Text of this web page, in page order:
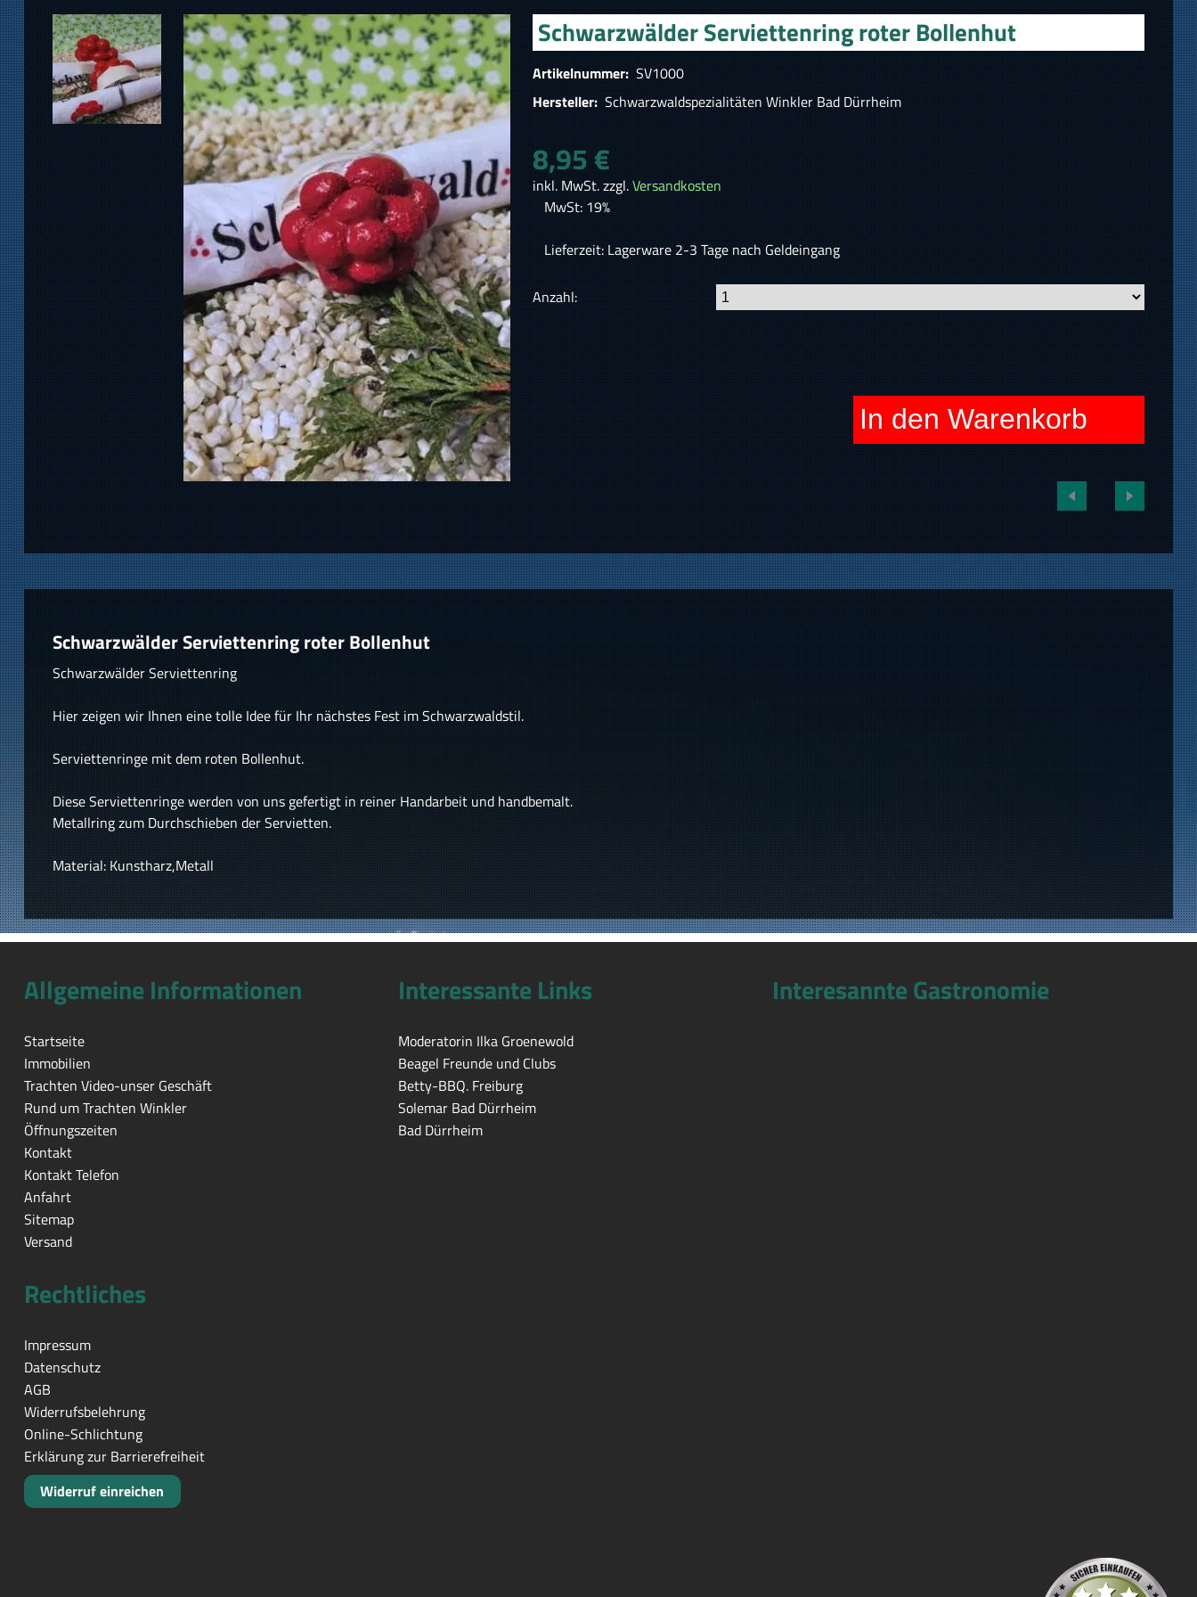
Schwarzwälder Serviettenring roter Bollenhut
Artikelnummer: SV1000
Hersteller: Schwarzwaldspezialitäten Winkler Bad Dürrheim
8,95 €
inkl. MwSt. zzgl.Versandkosten
MwSt: 19%
Lieferzeit: Lagerware 2-3 Tage nach Geldeingang
Anzahl:
In den Warenkorb
Schwarzwälder Serviettenring roter Bollenhut
Schwarzwälder Serviettenring
Hier zeigen wir Ihnen eine tolle Idee für Ihr nächstes Fest im Schwarzwaldstil.
Serviettenringe mit dem roten Bollenhut.
Diese Serviettenringe werden von uns gefertigt in reiner Handarbeit und handbemalt.
Metallring zum Durchschieben der Servietten.
Material: Kunstharz,Metall
Allgemeine Informationen
Startseite
Immobilien
Trachten Video-unser Geschäft
Rund um Trachten Winkler
Öffnungszeiten
Kontakt
Kontakt Telefon
Anfahrt
Sitemap
Versand
Interessante Links
Moderatorin Ilka Groenewold
Beagel Freunde und Clubs
Betty-BBQ. Freiburg
Solemar Bad Dürrheim
Bad Dürrheim
Interesannte Gastronomie
Rechtliches
Impressum
Datenschutz
AGB
Widerrufsbelehrung
Online-Schlichtung
Erklärung zur Barrierefreiheit
Widerruf einreichen